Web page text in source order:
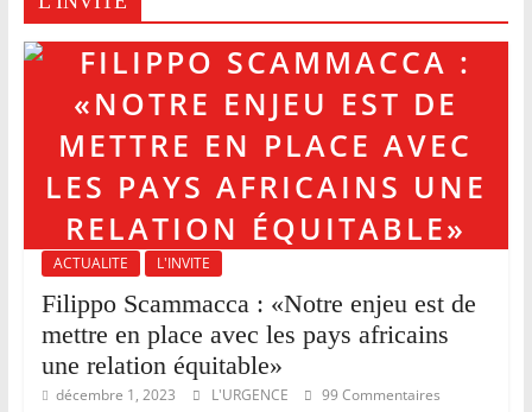
ACTUALITE L'INVITE
Filippo Scammacca : «Notre enjeu est de
mettre en place avec les pays africains
une relation équitable»
décembre 1, 2023 L'URGENCE 99 Commentaires